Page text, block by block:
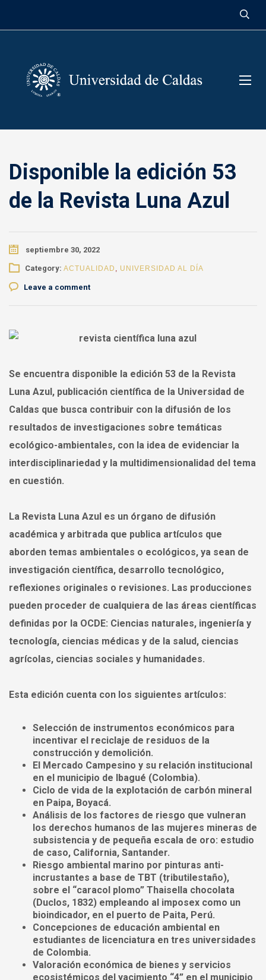
Disponible la edición 53
de la Revista Luna Azul
septiembre 30, 2022
Category: ACTUALIDAD , UNIVERSIDAD AL DÍA
Leave a comment
Se encuentra disponible la edición 53 de la Revista
Luna Azul, publicación científica de la Universidad de
Caldas que busca contribuir con la difusión de los
resultados de investigaciones sobre temáticas
ecológico-ambientales, con la idea de evidenciar la
interdisciplinariedad y la multidimensionalidad del tema
en cuestión.
La Revista Luna Azul es un órgano de difusión
académica y arbitrada que publica artículos que
aborden temas ambientales o ecológicos, ya sean de
investigación científica, desarrollo tecnológico,
reflexiones originales o revisiones. Las producciones
pueden proceder de cualquiera de las áreas científicas
definidas por la OCDE: Ciencias naturales, ingeniería y
tecnología, ciencias médicas y de la salud, ciencias
agrícolas, ciencias sociales y humanidades.
Esta edición cuenta con los siguientes artículos:
Selección de instrumentos económicos para
incentivar el reciclaje de residuos de la
construcción y demolición.
El Mercado Campesino y su relación institucional
en el municipio de Ibagué (Colombia).
Ciclo de vida de la explotación de carbón mineral
en Paipa, Boyacá.
Análisis de los factores de riesgo que vulneran
los derechos humanos de las mujeres mineras de
subsistencia y de pequeña escala de oro: estudio
de caso, California, Santander.
Riesgo ambiental marino por pinturas anti-
incrustantes a base de TBT (tributilestaño),
sobre el “caracol plomo” Thaisella chocolata
(Duclos, 1832) empleando al imposex como un
bioindicador, en el puerto de Paita, Perú.
Concepciones de educación ambiental en
estudiantes de licenciatura en tres universidades
de Colombia.
Valoración económica de bienes y servicios
ecosistémicos del yacimiento “4” en el municipio